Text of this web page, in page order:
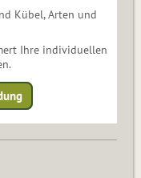
Kübel, Arten und
Ihre individuellen